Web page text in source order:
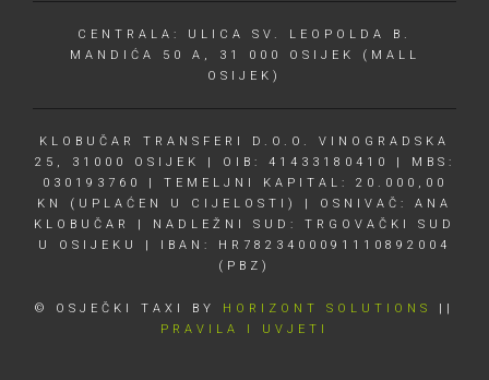
CENTRALA: ULICA SV. LEOPOLDA B.
MANDIĆA 50 A, 31 000 OSIJEK (MALL
OSIJEK)
KLOBUČAR TRANSFERI D.O.O. VINOGRADSKA
25, 31000 OSIJEK | OIB: 41433180410 | MBS:
030193760 | TEMELJNI KAPITAL: 20.000,00
KN (UPLAĆEN U CIJELOSTI) | OSNIVAČ: ANA
KLOBUČAR | NADLEŽNI SUD: TRGOVAČKI SUD
U OSIJEKU | IBAN: HR7823400091110892004
(PBZ)
© OSJEČKI TAXI BY HORIZONT SOLUTIONS
||
PRAVILA I UVJETI